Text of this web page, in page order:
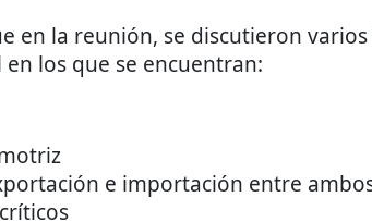
en la reunión, se discutieron
los que se encuentran:
e importación entre